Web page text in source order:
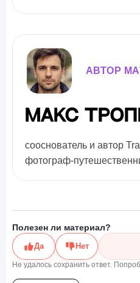
АВТОР
Макс
сооснователь и автор
фотограф-
Полезен ли материал?
Да Нет
Не удалось сохранить ответ.